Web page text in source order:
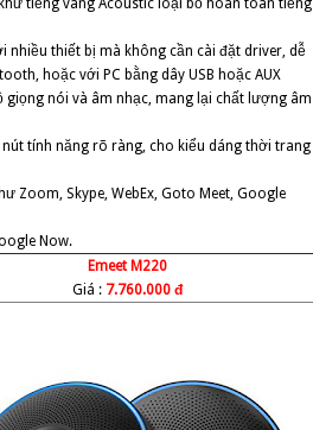
tiếng vang Acoustic loại bỏ hoàn toàn tiếng
thiết bị mà không cần cài đặt driver, dễ
hoặc với PC bằng dây USB hoặc AUX
giọng nói và âm nhạc, mang lại chất lượng âm
tính năng rõ ràng, cho kiểu dáng thời trang
Zoom, Skype, WebEx, Goto Meet, Google
Now.
Emeet M220
Giá : 7.760.000 đ